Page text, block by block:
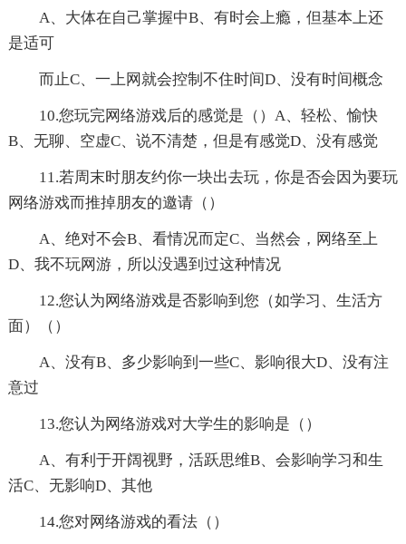
A、大体在自己掌握中B、有时会上瘾，但基本上还
是适可
而止C、一上网就会控制不住时间D、没有时间概念
10.您玩完网络游戏后的感觉是（）A、轻松、愉快
B、无聊、空虚C、说不清楚，但是有感觉D、没有感觉
11.若周末时朋友约你一块出去玩，你是否会因为要玩
网络游戏而推掉朋友的邀请（）
A、绝对不会B、看情况而定C、当然会，网络至上
D、我不玩网游，所以没遇到过这种情况
12.您认为网络游戏是否影响到您（如学习、生活方
面）（）
A、没有B、多少影响到一些C、影响很大D、没有注
意过
13.您认为网络游戏对大学生的影响是（）
A、有利于开阔视野，活跃思维B、会影响学习和生
活C、无影响D、其他
14.您对网络游戏的看法（）